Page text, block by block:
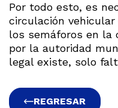
Por todo esto, es
circulación
los semáforos en la
por la autoridad
legal existe, solo
REGRESAR